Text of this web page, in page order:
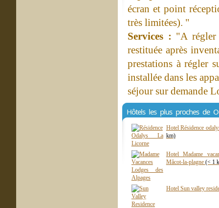
écran et point
très limitées). "
Services : "A régler
restituée après
prestations à régler
installée dans les
séjour sur demande
Hôtels les plus proches de
Hotel Résidence
km)
Hotel Madame
Mâcot-la-plagne (< 1
Hotel Sun valley